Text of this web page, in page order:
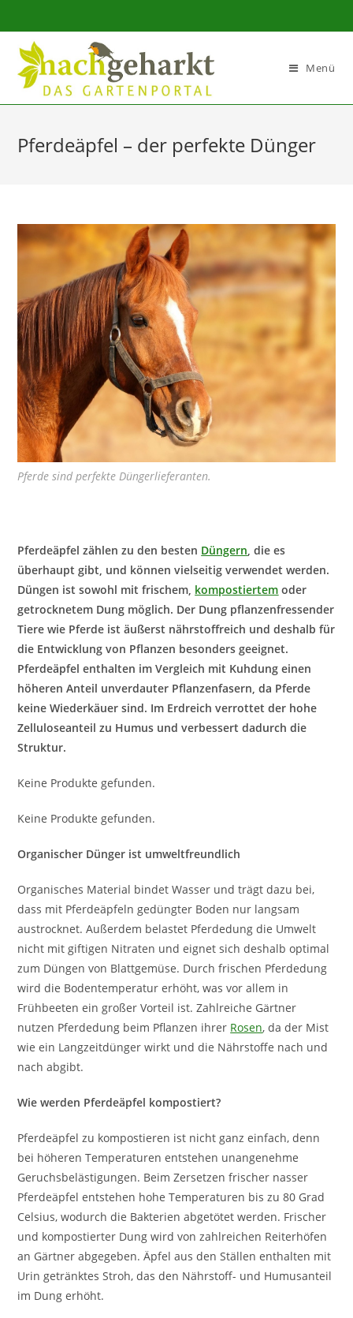
Sidebar-
Inhalt
Menü
Pferdeäpfel – der perfekte Dünger
Pferde sind perfekte Düngerlieferanten.
Pferdeäpfel zählen zu den besten Düngern, die es
überhaupt gibt, und können vielseitig verwendet werden.
Düngen ist sowohl mit frischem, kompostiertem oder
getrocknetem Dung möglich. Der Dung pflanzenfressender
Tiere wie Pferde ist äußerst nährstoffreich und deshalb für
die Entwicklung von Pflanzen besonders geeignet.
Pferdeäpfel enthalten im Vergleich mit Kuhdung einen
höheren Anteil unverdauter Pflanzenfasern, da Pferde
keine Wiederkäuer sind. Im Erdreich verrottet der hohe
Zelluloseanteil zu Humus und verbessert dadurch die
Struktur.
Keine Produkte gefunden.
Keine Produkte gefunden.
Organischer Dünger ist umweltfreundlich
Organisches Material bindet Wasser und trägt dazu bei,
dass mit Pferdeäpfeln gedüngter Boden nur langsam
austrocknet. Außerdem belastet Pferdedung die Umwelt
nicht mit giftigen Nitraten und eignet sich deshalb optimal
zum Düngen von Blattgemüse. Durch frischen Pferdedung
wird die Bodentemperatur erhöht, was vor allem in
Frühbeeten ein großer Vorteil ist. Zahlreiche Gärtner
nutzen Pferdedung beim Pflanzen ihrer Rosen, da der Mist
wie ein Langzeitdünger wirkt und die Nährstoffe nach und
nach abgibt.
Wie werden Pferdeäpfel kompostiert?
Pferdeäpfel zu kompostieren ist nicht ganz einfach, denn
bei höheren Temperaturen entstehen unangenehme
Geruchsbelästigungen. Beim Zersetzen frischer nasser
Pferdeäpfel entstehen hohe Temperaturen bis zu 80 Grad
Celsius, wodurch die Bakterien abgetötet werden. Frischer
und kompostierter Dung wird von zahlreichen Reiterhöfen
an Gärtner abgegeben. Äpfel aus den Ställen enthalten mit
Urin getränktes Stroh, das den Nährstoff- und Humusanteil
im Dung erhöht.